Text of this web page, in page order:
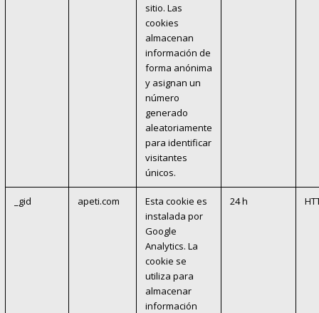
sitio. Las
cookies
almacenan
información de
forma anónima
y asignan un
número
generado
aleatoriamente
para identificar
visitantes
únicos.
_gid apeti.com
Esta cookie es
instalada por
Google
Analytics. La
cookie se
utiliza para
almacenar
información
24 h